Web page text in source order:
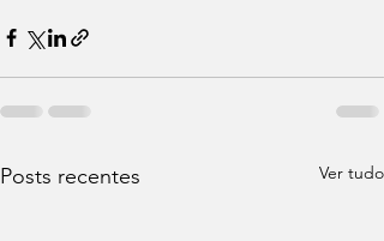
Posts recentes Ver tudo